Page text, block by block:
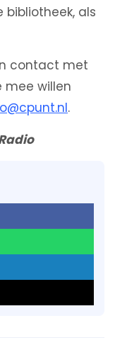
als
contact met
mee willen
.